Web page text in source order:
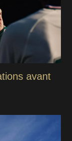
avant